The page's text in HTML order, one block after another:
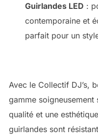
Guirlandes LED :
contemporaine et
parfait pour un
Avec le Collectif DJ’s,
gamme soigneusement
qualité et une
guirlandes sont